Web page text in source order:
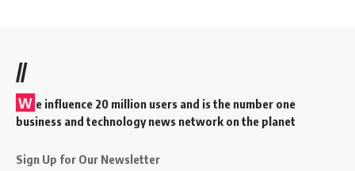
//
W e influence 20 million users and is the number one
business and technology news network on the planet
Sign Up for Our Newsletter